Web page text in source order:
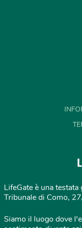
LifeGate è una
Tribunale di Como,
Siamo il luogo dove